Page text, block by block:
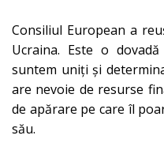
Consiliul European a
Ucraina. Este o
suntem uniți și
are nevoie de resurse
de apărare pe care îl
său.